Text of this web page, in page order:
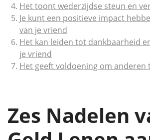
Het toont wederzijdse steun en
Je kunt een positieve impact
van je vriend
Het kan leiden tot dankbaarheid
je vriend
Het geeft voldoening om anderen
Zes Nadelen